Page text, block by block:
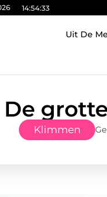
14:54:34
Uit De
De
Klimmen